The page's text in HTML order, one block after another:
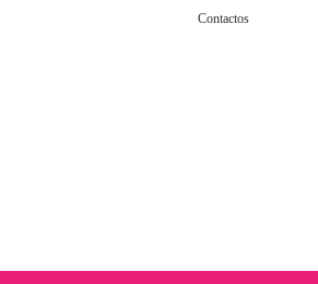
Contactos